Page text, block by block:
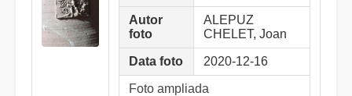
Autor
foto
ALEPUZ
CHELET, Joan
Data foto 2020-12-16
Foto ampliada